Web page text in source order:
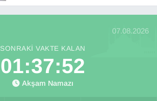
geçiriyor
07.08.2026
SONRAKI VAKTE KALAN
01:37:51
Akşam Namazı